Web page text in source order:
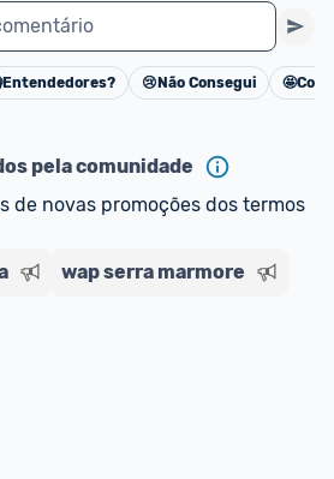
Cancelar
Entendedores? 😢 Não Consegui 🤩
pela comunidade
de novas promoções dos termos
wap serra marmore